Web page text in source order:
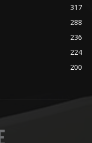
317
288
236
224
200